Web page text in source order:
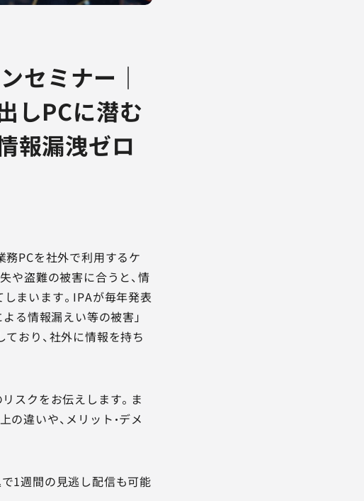
セミナー｜
しPCに潜む
報漏洩ゼロ
務PCを社外で利用するケ
や盗難の被害に合うと、情
まいます。IPAが毎年発表
る情報漏えい等の被害」
おり、社外に情報を持ち
スクをお伝えします。ま
違いや、メリット・デメ
1週間の見逃し配信も可能